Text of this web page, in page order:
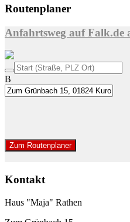
Routenplaner
Anfahrtsweg auf Falk.de
B
Zum Routenplaner
Kontakt
Haus "Maja" Rathen